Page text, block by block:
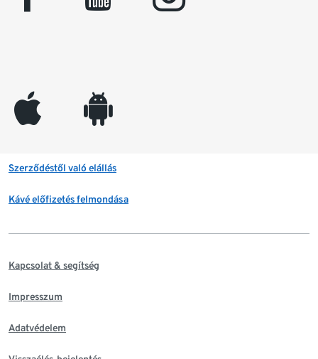
appleinc android
Szerződéstől való elállás
Kávé előfizetés felmondása
Kapcsolat & segítség
Impresszum
Adatvédelem